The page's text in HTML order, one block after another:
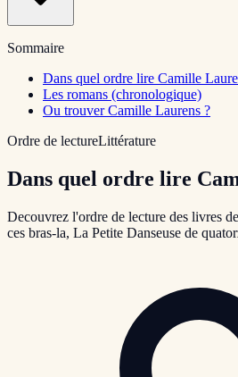
Sommaire
Dans quel ordre lire Camille
Les romans (chronologique)
Ou trouver Camille Laurens ?
Ordre de lectureLittérature
Dans quel ordre lire
Decouvrez l'ordre de lecture des livres
ces bras-la, La Petite Danseuse de